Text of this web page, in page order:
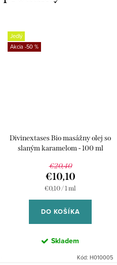
Jedlý
-50 %
Divinextases Bio masážny olej so
slaným karamelom - 100 ml
€20,40
€10,10
Jednotková
€0,10 / 1 ml
DO KOŠÍKA
Skladem
Kód: H010005